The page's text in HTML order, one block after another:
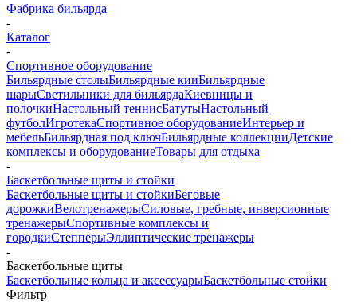
Фабрика бильярда
-
Каталог
-
Спортивное оборудование
Бильярдные столыБильярдные кииБильярдные
шарыСветильники для бильярдаКиевницы и
полочкиНастольный теннисБатутыНастольный
футболИгротекаСпортивное оборудованиеИнтерьер и
мебельБильярдная под ключБильярдные коллекцииДетские
комплексы и оборудованиеТовары для отдыха
-
Баскетбольные щиты и стойки
Баскетбольные щиты и стойкиБеговые
дорожкиВелотренажерыСиловые, гребные, инверсионные
тренажерыСпортивные комплексы и
городкиСтепперыЭллиптические тренажеры
-
Баскетбольные щиты
Баскетбольные кольца и аксессуарыБаскетбольные стойки
Фильтр